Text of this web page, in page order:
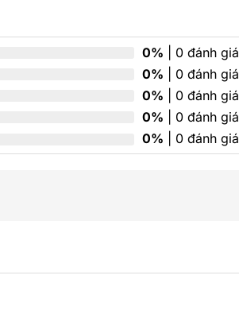
0% | 0 đánh giá
0% | 0 đánh giá
0% | 0 đánh giá
0% | 0 đánh giá
0% | 0 đánh giá